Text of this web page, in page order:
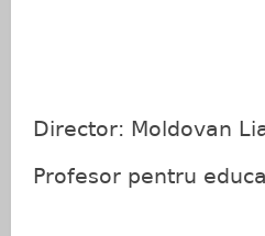
Director: Moldovan
Profesor pentru